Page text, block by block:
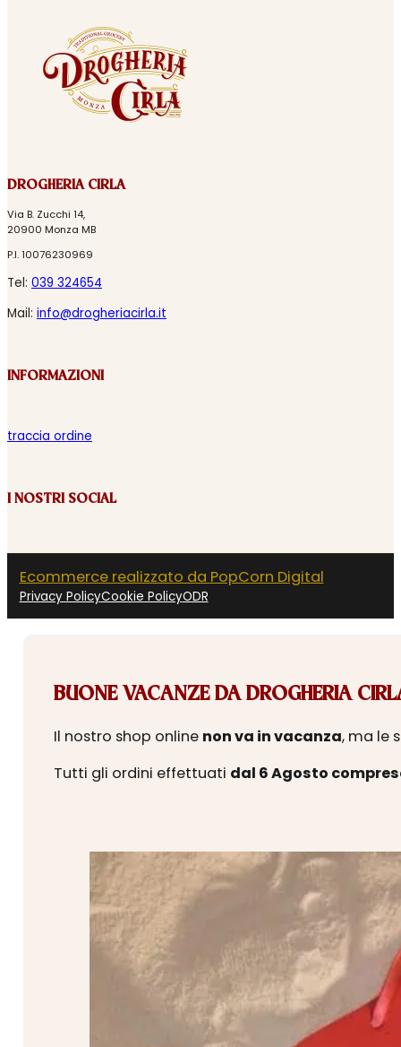
DROGHERIA CIRLA
Via B. Zucchi 14,
20900 Monza MB
P.I. 10076230969
Tel: 039 324654
Mail: info@drogheriacirla.it
INFORMAZIONI
traccia ordine
I NOSTRI SOCIAL
Ecommerce realizzato da PopCorn Digital
Privacy PolicyCookie PolicyODR
BUONE VACANZE DA DROGHERIA
Il nostro shop online non va in vacanza, ma le
Tutti gli ordini effettuati dal 6 Agosto